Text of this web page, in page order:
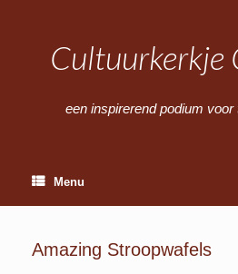
Cultuurkerkje
een inspirerend podium voor
Menu
Amazing Stroopwafels